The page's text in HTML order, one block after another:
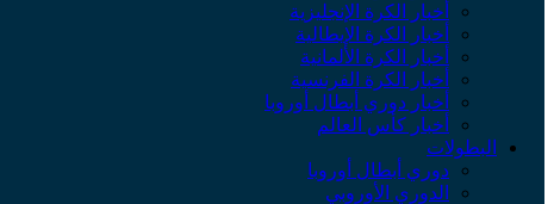
أخبار الكرة الإنجليزية
أخبار الكرة الإيطالية
أخبار الكرة الألمانية
أخبار الكرة الفرنسية
أخبار دوري أبطال أوروبا
أخبار كأس العالم
البطولات
دوري أبطال أوروبا
الدوري الأوروبي